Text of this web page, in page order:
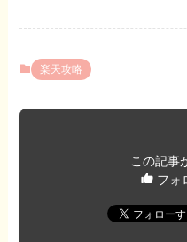
楽天攻略
この記事
フォ